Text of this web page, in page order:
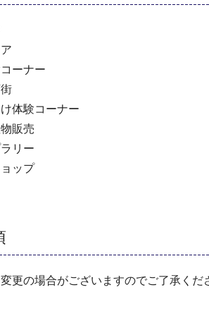
ーナー
け体験コーナー
販売
リー
ョップ
更の場合がございますのでご了承くだ